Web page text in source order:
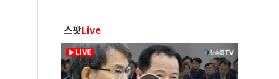
스팟Live